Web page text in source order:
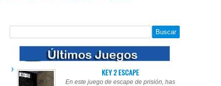
KEY 2 ESCAPE
En este juego de escape de prisión, has